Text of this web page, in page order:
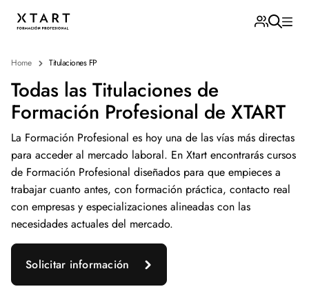
Home Titulaciones FP
Todas las Titulaciones de
Formación Profesional de XTART
La Formación Profesional es hoy una de las vías más directas
para acceder al mercado laboral. En Xtart encontrarás cursos
de Formación Profesional diseñados para que empieces a
trabajar cuanto antes, con formación práctica, contacto real
con empresas y especializaciones alineadas con las
necesidades actuales del mercado.
Solicitar información